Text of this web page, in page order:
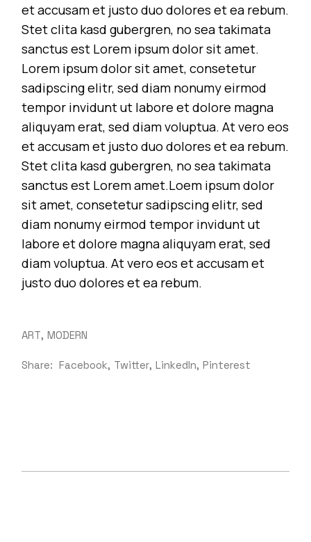
et accusam et justo duo dolores et ea rebum.
Stet clita kasd gubergren, no sea takimata
sanctus est Lorem ipsum dolor sit amet.
Lorem ipsum dolor sit amet, consetetur
sadipscing elitr, sed diam nonumy eirmod
tempor invidunt ut labore et dolore magna
aliquyam erat, sed diam voluptua. At vero eos
et accusam et justo duo dolores et ea rebum.
Stet clita kasd gubergren, no sea takimata
sanctus est Lorem amet.Loem ipsum dolor
sit amet, consetetur sadipscing elitr, sed
diam nonumy eirmod tempor invidunt ut
labore et dolore magna aliquyam erat, sed
diam voluptua. At vero eos et accusam et
justo duo dolores et ea rebum.
ART MODERN
Share: Facebook Twitter LinkedIn Pinterest